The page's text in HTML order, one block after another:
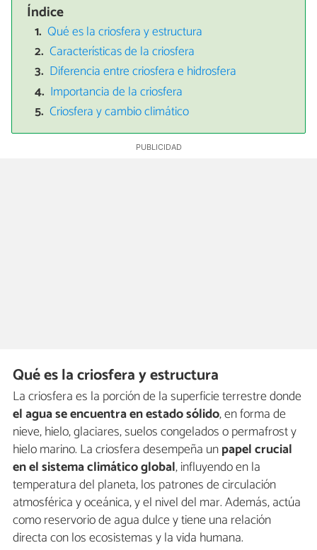
Índice
Qué es la criosfera y estructura
Características de la criosfera
Diferencia entre criosfera e hidrosfera
Importancia de la criosfera
Criosfera y cambio climático
Qué es la criosfera y estructura
La criosfera es la porción de la superficie terrestre donde
el agua se encuentra en estado sólido, en forma de
nieve, hielo, glaciares, suelos congelados o permafrost y
hielo marino. La criosfera desempeña unpapel crucial
en el sistema climático global, influyendo en la
temperatura del planeta, los patrones de circulación
atmosférica y oceánica, y el nivel del mar. Además, actúa
como reservorio de agua dulce y tiene una relación
directa con los ecosistemas y la vida humana.